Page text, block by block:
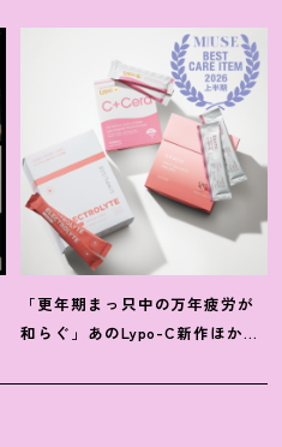
「更年期まっ只中の万年疲労が
和らぐ」あのLypo-C新作ほか40
選